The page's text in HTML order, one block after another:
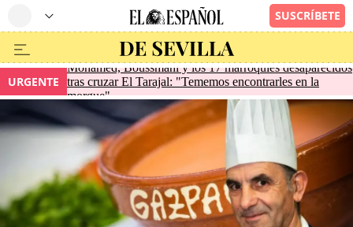
URGENTE
Mohamed, Boussmahi y los 17 marroquíes desaparecidos
tras cruzar El Tarajal: "Tememos encontrarles en la
morgue"